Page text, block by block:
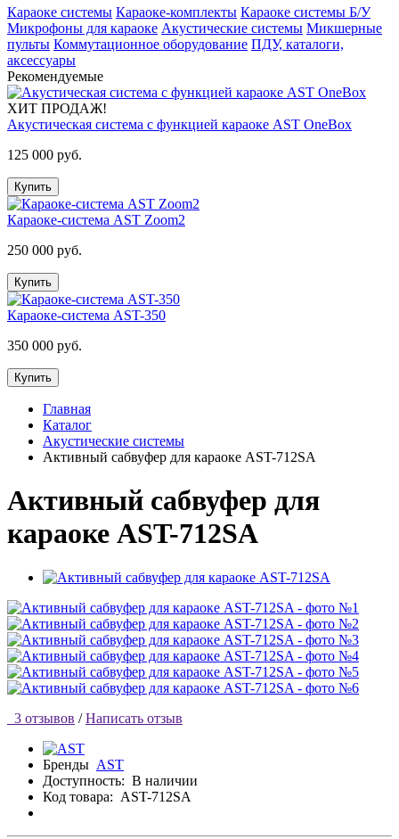
Караоке системы Караоке-комплекты Караоке системы Б/У
Микрофоны для караоке Акустические системы Микшерные
пульты Коммутационное оборудование ПДУ, каталоги,
аксессуары
Рекомендуемые
ХИТ ПРОДАЖ!
Акустическая система с функцией караоке AST OneBox
125 000 руб.
Купить
Караоке-система AST Zoom2
250 000 руб.
Купить
Караоке-система AST-350
350 000 руб.
Купить
Главная
Каталог
Акустические системы
Активный сабвуфер для караоке AST-712SA
Активный сабвуфер для
караоке AST-712SA
3 отзывов / Написать отзыв
Бренды AST
Доступность: В наличии
Код товара: AST-712SA